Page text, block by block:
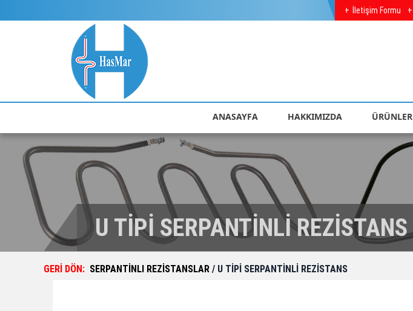
İletişim Formu
ANASAYFA HAKKIMIZDA ÜRÜNLER
U TİPİ SERPANTİNLİ REZİSTANS
GERİ DÖN: SERPANTİNLI REZİSTANSLAR / U TİPİ SERPANTİNLİ REZİSTANS